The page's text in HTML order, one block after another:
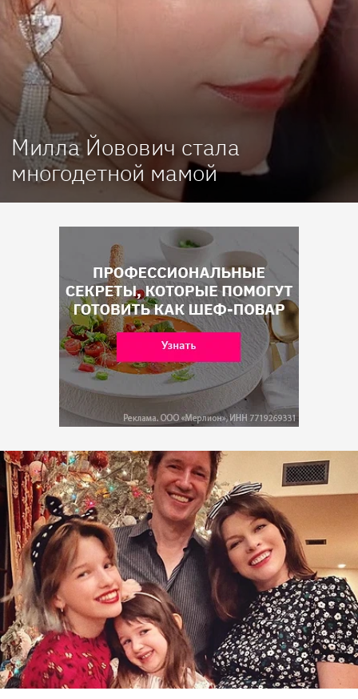
Милла Йовович стала
многодетной мамой